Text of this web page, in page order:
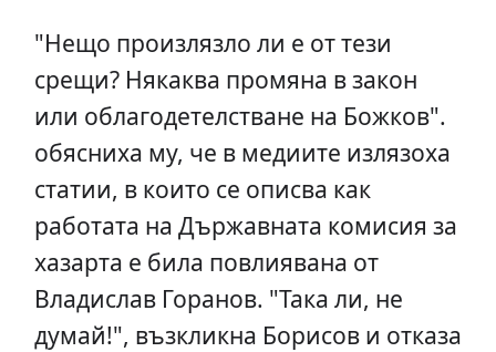
"Нещо произлязло ли е от тези
срещи? Някаква промяна в закон
или облагодетелстване на Божков".
обясниха му, че в медиите излязоха
статии, в които се описва как
работата на Държавната комисия за
хазарта е била повлиявана от
Владислав Горанов. "Така ли, не
думай!", възкликна Борисов и отказа